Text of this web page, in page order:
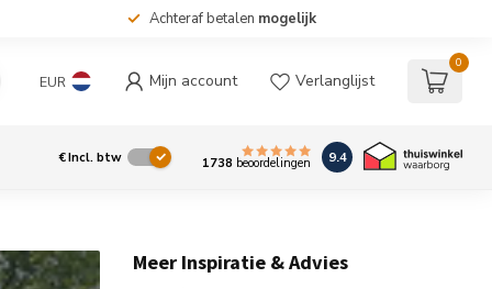
Achteraf betalen mogelijk
EUR Mijn account Verlanglijst
0
€Incl. btw 1738 beoordelingen 9.4
Meer Inspiratie & Advies